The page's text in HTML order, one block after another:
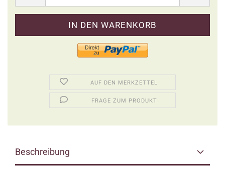
AUF DEN MERKZETTEL
FRAGE ZUM PRODUKT
Beschreibung